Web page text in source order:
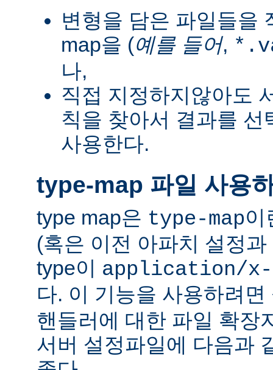
변형을 담은 파일들을
map을 (예를 들어,
나,
직접 지정하지않아도
칙을 찾아서 결과를
사용한다.
type-map 파일 사용
type map은 type-map이
(혹은 이전 아파치 설정
type이 application/x-
다. 이 기능을 사용하려
핸들러에 대한 파일 확장
서버 설정파일에 다음과